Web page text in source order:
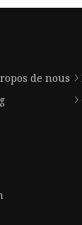
de nous